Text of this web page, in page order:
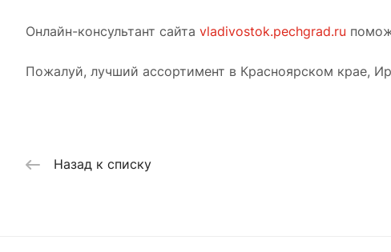
Онлайн-консультант сайта vladivostok.pechgrad.ru
Пожалуй, лучший ассортимент в Красноярском крае,
Назад к списку